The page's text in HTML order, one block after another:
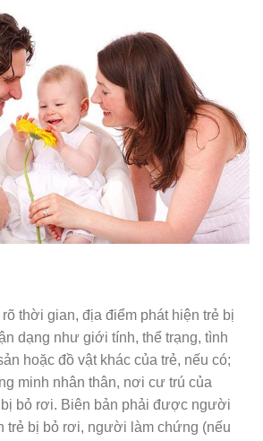
thời gian, địa điểm phát hiện trẻ bị
dạng như giới tính, thể trạng, tình
hoặc đồ vật khác của trẻ, nếu có;
minh nhân thân, nơi cư trú của
bỏ rơi. Biên bản phải được người
trẻ bị bỏ rơi, người làm chứng (nếu